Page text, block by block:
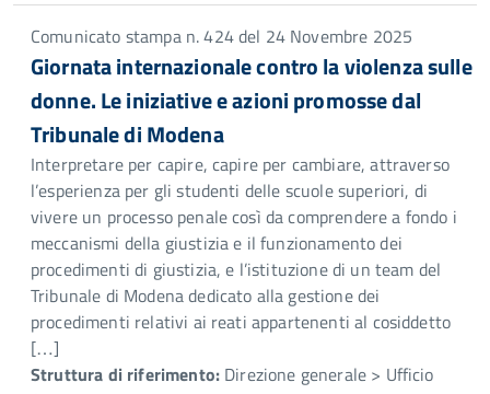
Comunicato stampa n. 424 del 24 Novembre 2025
Giornata internazionale contro la violenza sulle
donne. Le iniziative e azioni promosse dal
Tribunale di Modena
Interpretare per capire, capire per cambiare, attraverso
l’esperienza per gli studenti delle scuole superiori, di
vivere un processo penale così da comprendere a fondo i
meccanismi della giustizia e il funzionamento dei
procedimenti di giustizia, e l’istituzione di un team del
Tribunale di Modena dedicato alla gestione dei
procedimenti relativi ai reati appartenenti al cosiddetto
[…]
Struttura di riferimento: Direzione generale > Ufficio